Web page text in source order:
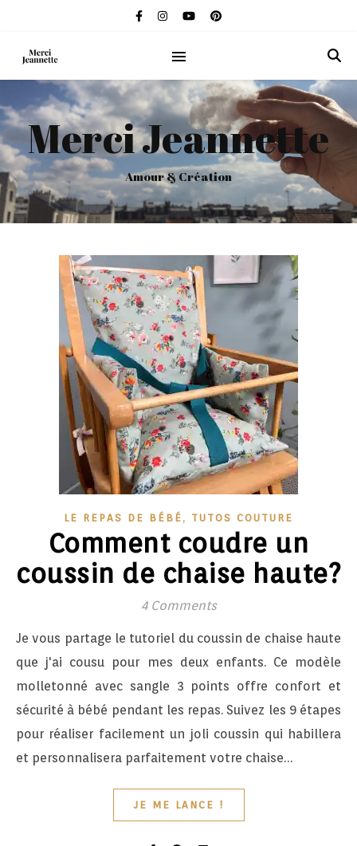
Merci Jeannette
Amour & Création
LE REPAS DE BÉBÉ , TUTOS COUTURE
Comment coudre un
coussin de chaise haute?
4 Comments
Je vous partage le tutoriel du coussin de chaise haute
que j'ai cousu pour mes deux enfants. Ce modèle
molletonné avec sangle 3 points offre confort et
sécurité à bébé pendant les repas. Suivez les 9 étapes
pour réaliser facilement un joli coussin qui habillera
et personnalisera parfaitement votre chaise…
JE ME LANCE !